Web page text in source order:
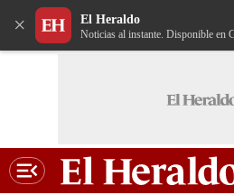
× El Heraldo
Noticias al instante. Disponible en